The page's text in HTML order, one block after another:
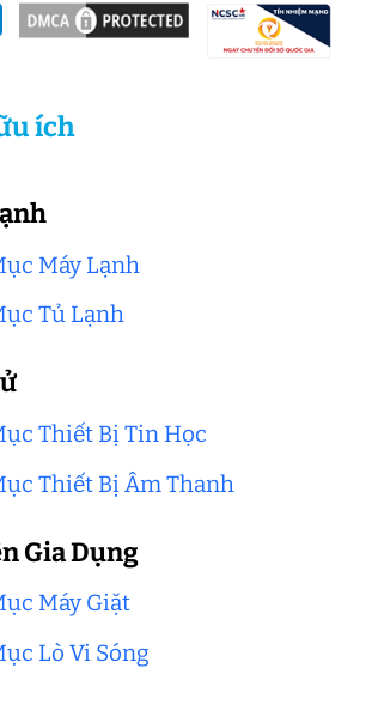
ích
Máy Lạnh
Tủ Lạnh
Thiết Bị Tin Học
Thiết Bị Âm Thanh
Gia Dụng
Máy Giặt
Lò Vi Sóng